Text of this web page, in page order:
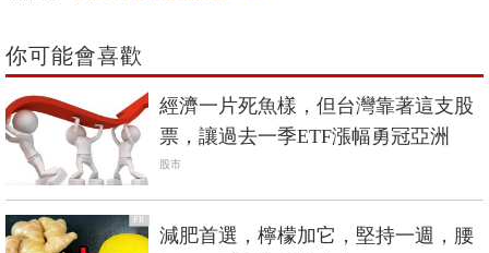
你可能會喜歡
經濟一片死魚樣，但台灣靠著這支股
票，讓過去一季ETF漲幅勇冠亞洲
股市
PR
減肥首選，檸檬加它，堅持一週，腰